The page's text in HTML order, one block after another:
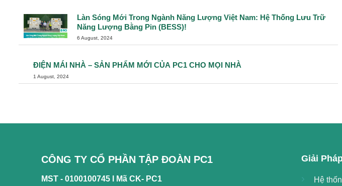
Làn Sóng Mới Trong Ngành Năng Lượng Việt Nam: Hệ Thống Lưu Trữ
Năng Lượng Bằng Pin (BESS)!
6 August, 2024
ĐIỆN MÁI NHÀ – SẢN PHẨM MỚI CỦA PC1 CHO MỌI NHÀ
1 August, 2024
CÔNG TY CỔ PHẦN TẬP ĐOÀN PC1
MST - 0100100745 l Mã CK- PC1
Giải
Hệ